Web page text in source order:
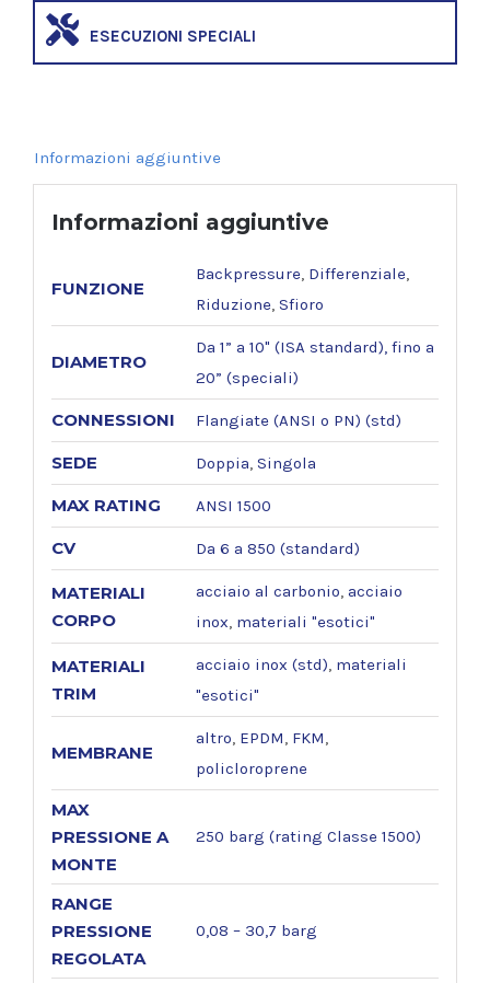
ESECUZIONI SPECIALI
Informazioni aggiuntive
Informazioni aggiuntive
FUNZIONE
Backpressure, Differenziale,
Riduzione, Sfioro
DIAMETRO
Da 1” a 10" (ISA standard), fino a
20” (speciali)
CONNESSIONI Flangiate (ANSI o PN) (std)
SEDE Doppia Singola
MAX RATING ANSI 1500
CV Da 6 a 850 (standard)
MATERIALI
CORPO
acciaio al carbonio acciaio
inox materiali "esotici"
MATERIALI
TRIM
acciaio inox (std) materiali
"esotici"
MEMBRANE
altro EPDM FKM
policloroprene
MAX
PRESSIONE A
MONTE
250 barg (rating Classe 1500)
RANGE
PRESSIONE
REGOLATA
0,08 – 30,7 barg